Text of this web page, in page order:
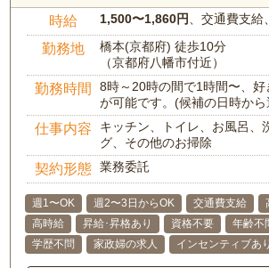
時給 1,500〜1,860円 、交通費支
勤務地
橋本(京都府) 徒歩10分
（京都府八幡市付近）
勤務時間
8時～20時の間で1時間〜、好
が可能です。(候補の日時から
仕事内容
キッチン、トイレ、お風呂、
グ、その他のお掃除
契約形態 業務委託
週1〜OK 週2〜3日からOK 交通費支給
高時給
昇給･昇格あり 資格不要 年齢不
学歴不問
家政婦の求人 インセンティブあり